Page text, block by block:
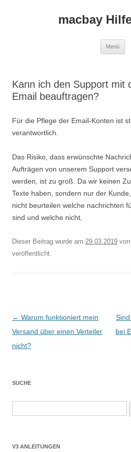
macbay
Menü
Kann ich den Support mit
Email beauftragen?
Für die Pflege der Email-Konten ist
verantwortlich.
Das Risiko, dass erwünschte
Aufträgen von unserem Support
werden, ist zu groß. Da wir keinen
Texte haben, sondern nur der
nicht beurteilen welche nachrichten
sind und welche nicht,
Dieser Beitrag wurde am 29.03.2019 von
veröffentlicht.
Beitragsnavigation
← Warum funktioniert mein
Versand über einen Verteiler
nicht?
bei
SUCHE
V3 ANLEITUNGEN